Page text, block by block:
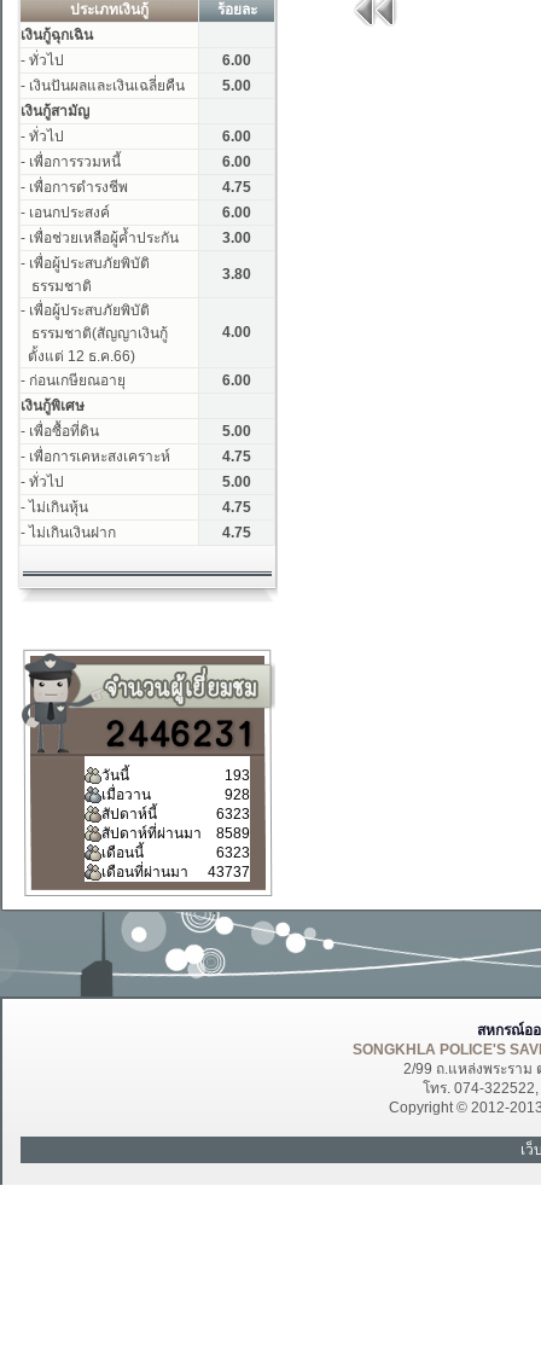
วันนี้
193
เมื่อวาน
928
สัปดาห์นี้
6323
สัปดาห์ที่ผ่านมา
8589
เดือนนี้
6323
เดือนที่ผ่านมา
43737
สหกรณ์อ
SONGKHLA POLICE'S
2/99 ถ.แหล่งพระราม
โทร. 074-
Copyright © 2012-
เ